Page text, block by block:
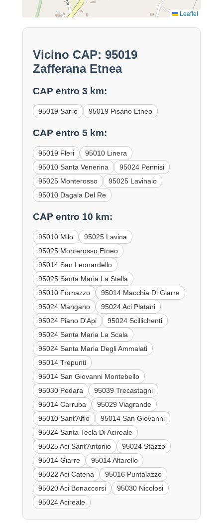
Leaflet
Vicino CAP: 95019
Zafferana Etnea
CAP entro 3 km:
95019 Sarro 95019 Pisano Etneo
CAP entro 5 km:
95019 Fleri
95010 Linera
95010 Santa Venerina
95024 Pennisi
95025 Monterosso
95025 Lavinaio
95010 Dagala Del Re
CAP entro 10 km:
95010 Milo
95025 Lavina
95025 Monterosso Etneo
95014 San Leonardello
95025 Santa Maria La Stella
95010 Fornazzo
95014 Macchia Di Giarre
95024 Mangano
95024 Aci Platani
95024 Piano D'Api
95024 Scillichenti
95024 Santa Maria La Scala
95024 Santa Maria Degli Ammalati
95014 Trepunti
95014 San Giovanni Montebello
95030 Pedara
95039 Trecastagni
95014 Carruba
95029 Viagrande
95010 Sant'Alfio
95014 San Giovanni
95024 Santa Tecla Di Acireale
95025 Aci Sant'Antonio
95024 Stazzo
95014 Giarre
95014 Altarello
95022 Aci Catena
95016 Puntalazzo
95020 Aci Bonaccorsi
95030 Nicolosi
95024 Acireale